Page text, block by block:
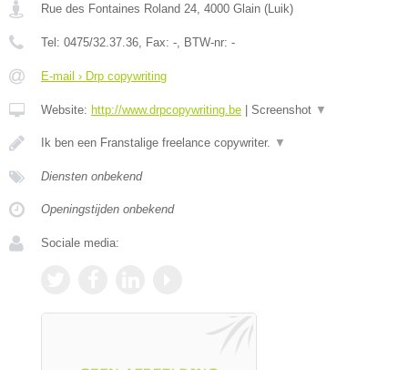
Rue des Fontaines Roland 24, 4000 Glain (Luik)
Tel: 0475/32.37.36, Fax: -, BTW-nr: -
E-mail › Drp copywriting
Website: http://www.drpcopywriting.be Screenshot ▼
Ik ben een Franstalige freelance copywriter. ▼
Diensten onbekend
Openingstijden onbekend
Sociale media: